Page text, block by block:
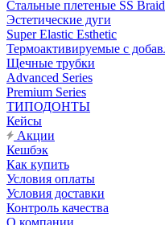
Стальные плетеные SS
Эстетические дуги
Super Elastic Esthetic
Термоактивируемые с
Щечные трубки
Advanced Series
Premium Series
ТИПОДОНТЫ
Кейсы
Акции
Кешбэк
Как купить
Условия оплаты
Условия доставки
Контроль качества
О компании